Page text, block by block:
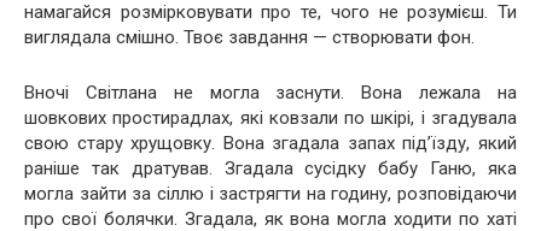
намагайся розмірковувати про те, чого не розумієш. Ти
виглядала смішно. Твоє завдання — створювати фон.
Вночі Світлана не могла заснути. Вона лежала на
шовкових простирадлах, які ковзали по шкірі, і згадувала
свою стару хрущовку. Вона згадала запах під’їзду, який
раніше так дратував. Згадала сусідку бабу Ганю, яка
могла зайти за сіллю і застрягти на годину, розповідаючи
про свої болячки. Згадала, як вона могла ходити по хаті